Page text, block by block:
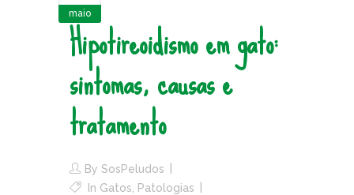
maio
Hipotireoidismo em gato:
sintomas, causas e
tratamento
By SosPeludos
In Gatos
Patologias